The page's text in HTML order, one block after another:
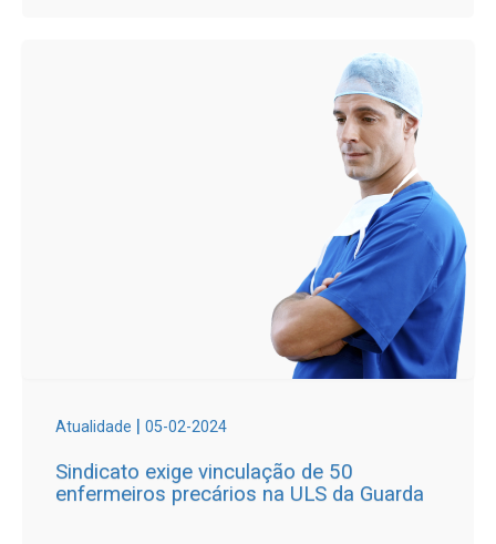
Atualidade | 05-02-2024
Sindicato exige vinculação de 50
enfermeiros precários na ULS da Guarda